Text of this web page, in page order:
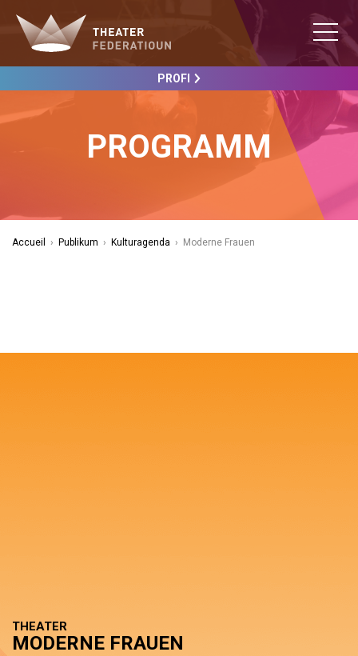
PROFI
PROGRAMM
Accueil › Publikum › Kulturagenda › Moderne Frauen
THEATER
MODERNE FRAUEN